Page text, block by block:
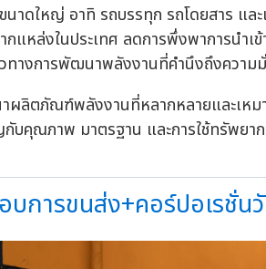
นาดใหญ่ อาทิ รถบรรทุก รถโดยสาร แล
กแหล่งในประเทศ ลดการพึ่งพาการนำเ
ทางการพัฒนาพลังงานที่คำนึงถึงความ
ลิตภัณฑ์พลังงานที่หลากหลายและเหม
บคุณภาพ มาตรฐาน และการใช้ทรัพยา
บการขนส่ง+คอร์ปอเรชั่น